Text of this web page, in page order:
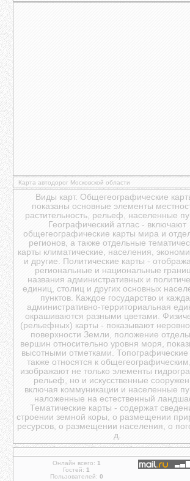
Карта автодорог Московской области
Виды карт. Общегеографические
показаны основные элементы
растительность, рельеф, населенные
Географический атлас - включают
общегеографические карты мира и
регионов, а также отдельные
карты климатические, населения,
и другие. Политические карты -
региональные и национальные
названия административных и
единиц, столиц и других основных
пунктов. Каждое государство и
административно-территориальная
окрашиваются разными цветами.
(рельефных) карты - показывают
поверхности Земли, положение
вершин относительно уровня моря,
высотными отметками. Топографические
также относятся к
изображают не только элементы
рельеф, но и искусственные
включая коммуникации и населенные
наложенные на естественный
Тематические карты - содержат
строении земной коры, о размещении
ресурсов, о размещении населения, о
д.
Онлайн всего: 1
Гостей: 1
Пользователей: 0